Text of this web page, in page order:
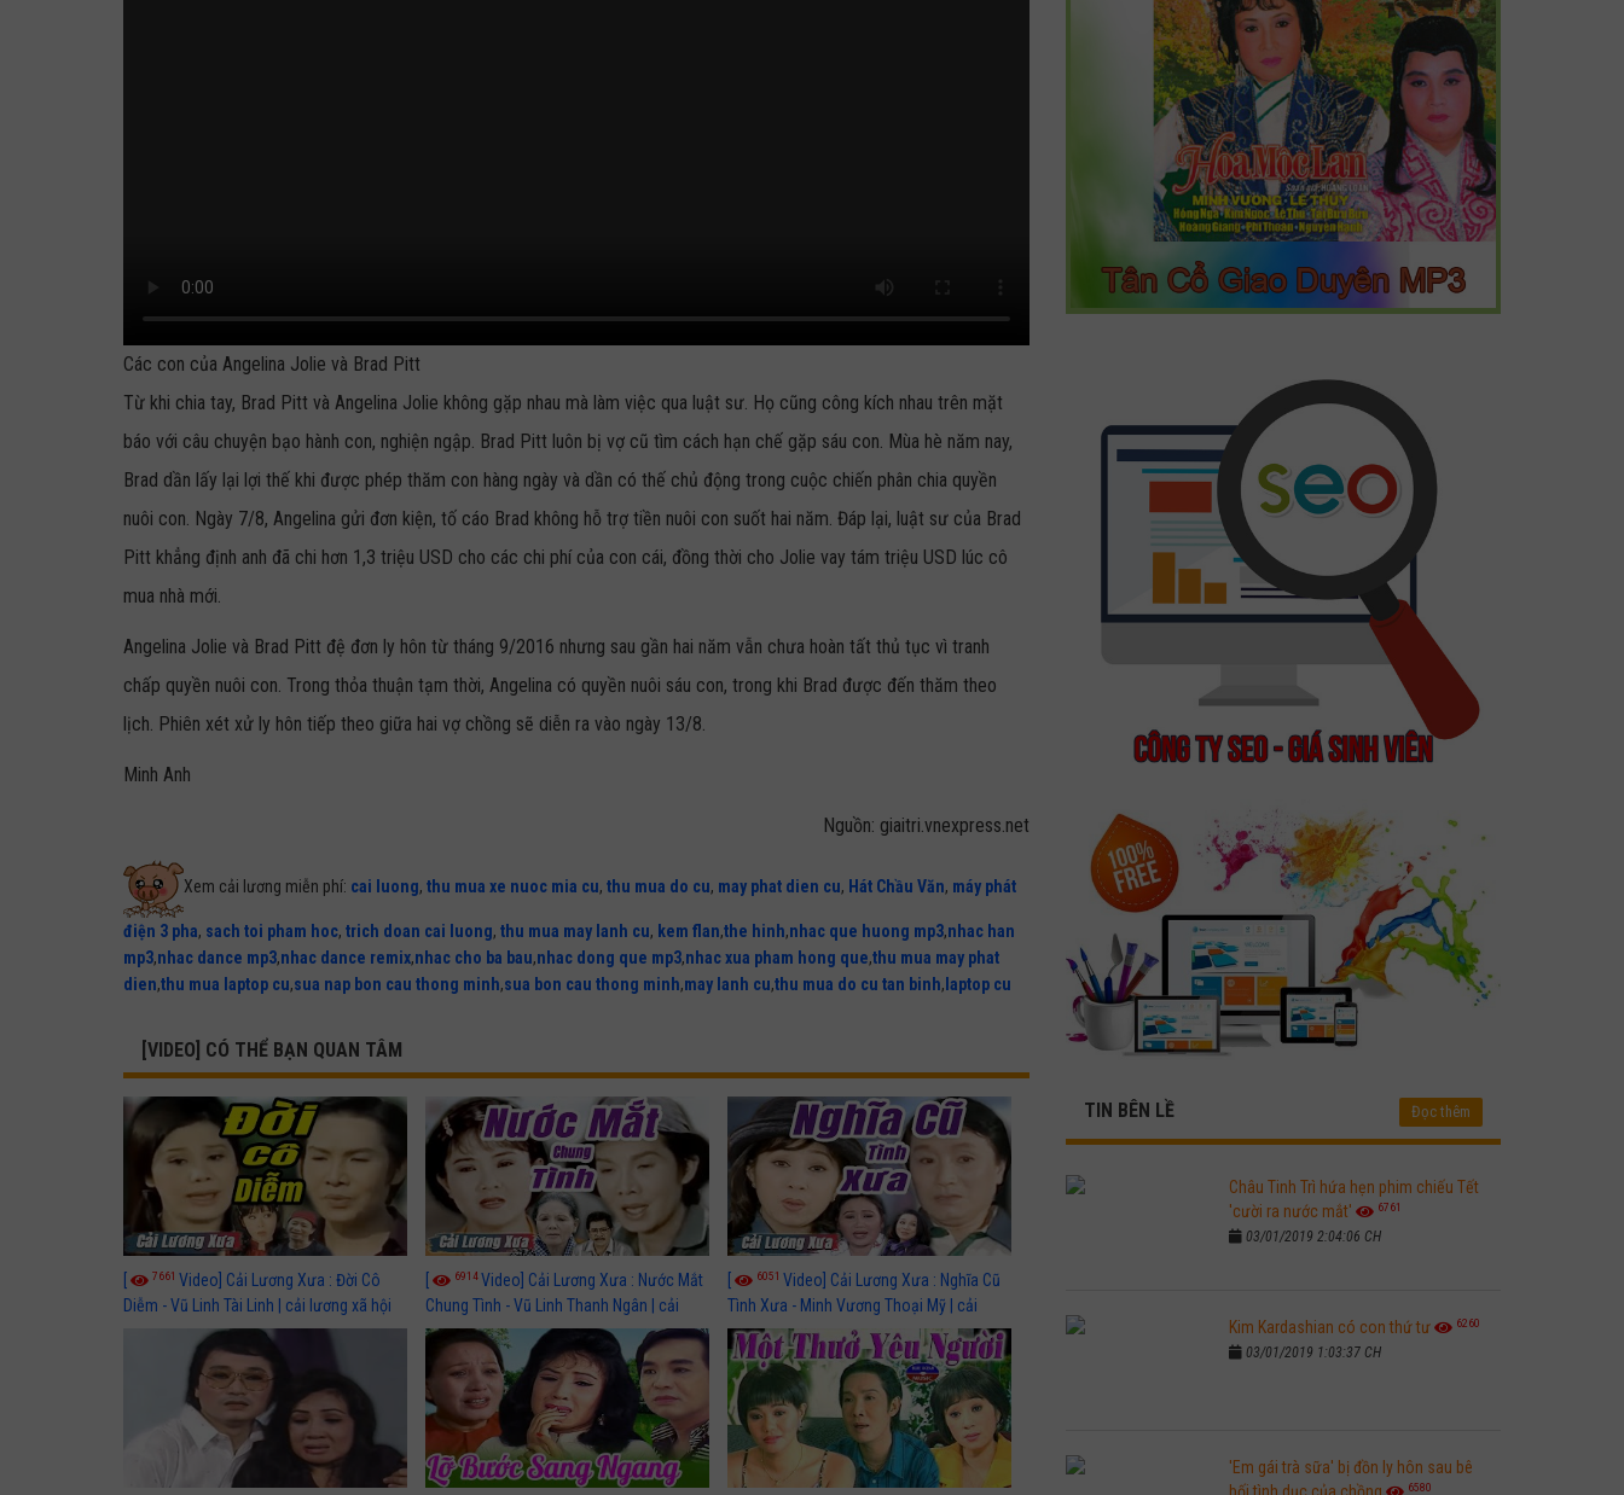
Các con của Angelina Jolie và Brad Pitt
Từ khi chia tay, Brad Pitt và Angelina Jolie không gặp nhau mà làm việc qua luật sư. Họ cũng công kích nhau trên mặt
báo với câu chuyện bạo hành con, nghiện ngập. Brad Pitt luôn bị vợ cũ tìm cách hạn chế gặp sáu con. Mùa hè năm nay,
Brad dần lấy lại lợi thế khi được phép thăm con hàng ngày và dần có thế chủ động trong cuộc chiến phân chia quyền
nuôi con. Ngày 7/8, Angelina gửi đơn kiện, tố cáo Brad không hỗ trợ tiền nuôi con suốt hai năm. Đáp lại, luật sư của Brad
Pitt khẳng định anh đã chi hơn 1,3 triệu USD cho các chi phí của con cái, đồng thời cho Jolie vay tám triệu USD lúc cô
mua nhà mới.
Angelina Jolie và Brad Pitt đệ đơn ly hôn từ tháng 9/2016 nhưng sau gần hai năm vẫn chưa hoàn tất thủ tục vì tranh
chấp quyền nuôi con. Trong thỏa thuận tạm thời, Angelina có quyền nuôi sáu con, trong khi Brad được đến thăm theo
lịch. Phiên xét xử ly hôn tiếp theo giữa hai vợ chồng sẽ diễn ra vào ngày 13/8.
Minh Anh
Nguồn: giaitri.vnexpress.net
Xem cải lương miễn phí: cai luong, thu mua xe nuoc mia cu, thu mua do cu, may phat dien cu, Hát Chầu Văn, máy phát
điện 3 pha, sach toi pham hoc, trich doan cai luong, thu mua may lanh cu, kem flan,the hinh,nhac que huong mp3,nhac han
mp3,nhac dance mp3,nhac dance remix,nhac cho ba bau,nhac dong que mp3,nhac xua pham hong que,thu mua may phat
dien,thu mua laptop cu,sua nap bon cau thong minh,sua bon cau thong minh,may lanh cu,thu mua do cu tan binh, laptop cu
[VIDEO] CÓ THỂ BẠN QUAN TÂM
7661 Video] Cải Lương Xưa : Đời Cô
Diễm - Vũ Linh Tài Linh | cải lương xã hội
6914Video] Cải Lương Xưa : Nước Mắt
Chung Tình - Vũ Linh Thanh Ngân | cải
lương xã hội hay nhất
6051 Video] Cải Lương Xưa : Nghĩa Cũ
Tình Xưa - Minh Vương Thoại Mỹ | cải
lương xã hội hay nhất
TIN BÊN LỀ Đọc thêm
Châu Tinh Trì hứa hẹn phim chiếu Tết
'cười ra nước mắt'
6761
03/01/2019 2:04:06 CH
Kim Kardashian có con thứ tư 6260
03/01/2019 1:03:37 CH
'Em gái trà sữa' bị đồn ly hôn sau bê
6580